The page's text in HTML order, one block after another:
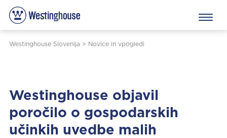
Westinghouse Slovenija > Novice in vpogledi
Westinghouse objavil
poročilo o gospodarskih
učinkih uvedbe malih